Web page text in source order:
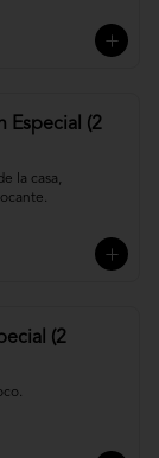
Especial (2
la casa,
(2